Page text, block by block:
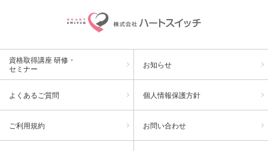
資格取得講座 研修・
セミナー
お知らせ
よくあるご質問 個人情報保護方針
ご利用規約 お問い合わせ